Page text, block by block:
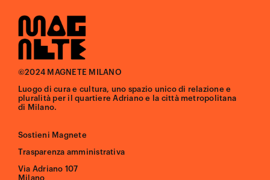
©2024 MAGNETE MILANO
Luogo di cura e cultura, uno spazio unico di relazione e
pluralità per il quartiere Adriano e la città metropolitana
di Milano.
Sostieni Magnete
Trasparenza amministrativa
Via Adriano 107
Milano